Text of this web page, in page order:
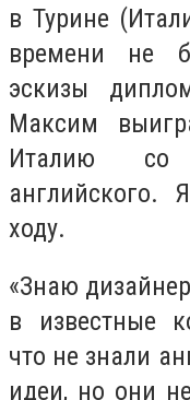
в Турине
времени не
эскизы
Максим
Италию со
английского.
ходу.
«Знаю
в известные
что не знали
идеи, но они